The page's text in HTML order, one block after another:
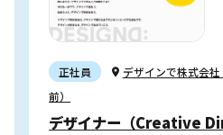
正社員
デザインで株式会
前）